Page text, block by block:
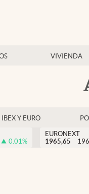
VIVIENDA
IBEX Y EURO
0.01%
EURONEXT
1965,65